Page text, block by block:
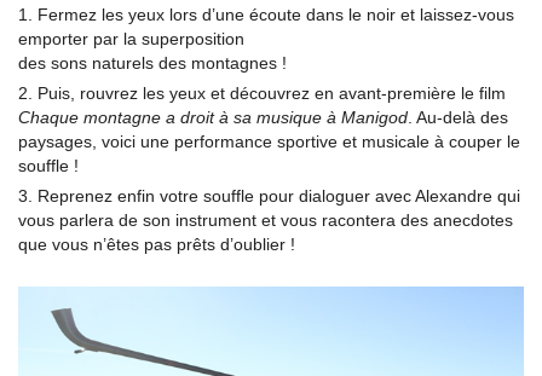
Fermez les yeux lors d’une écoute dans le noir et laissez-vous
emporter par la superposition
des sons naturels des montagnes !
Puis, rouvrez les yeux et découvrez en avant-première le film
Chaque montagne a droit à sa musique à Manigod . Au-delà des
paysages, voici une performance sportive et musicale à couper le
souffle !
Reprenez enfin votre souffle pour dialoguer avec Alexandre qui
vous parlera de son instrument et vous racontera des anecdotes
que vous n’êtes pas prêts d’oublier !